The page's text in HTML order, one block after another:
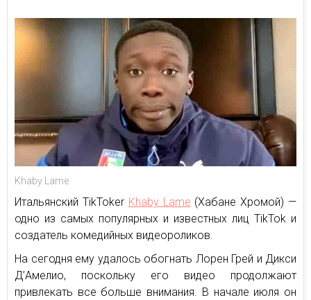
Khaby Lame
Итальянский TikToker Khaby Lame (Хабане Хромой) —
одно из самых популярных и известных лиц TikTok и
создатель комедийных видеороликов.
На сегодня ему удалось обогнать Лорен Грей и Дикси
Д’Амелио, поскольку его видео продолжают
привлекать все больше внимания. В начале июля он